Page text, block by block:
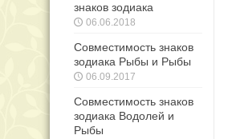
знаков зодиака
06.06.2018
Совместимость знаков
зодиака Рыбы и Рыбы
06.09.2017
Совместимость знаков
зодиака Водолей и
Рыбы